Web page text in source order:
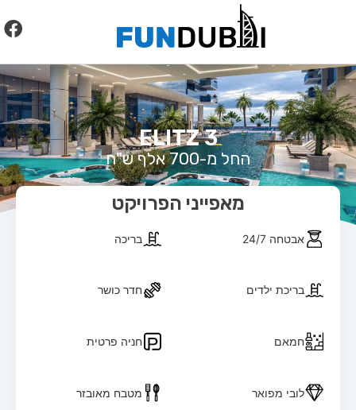
ELITZ 3
החל מ-700 אלף ש"ח
מאפייני הפרויקט
אבטחה 24/7 בריכה
בריכת ילדים חדר כושר
חמאם חניה פרטית
לובי מפואר מטבח מאובזר